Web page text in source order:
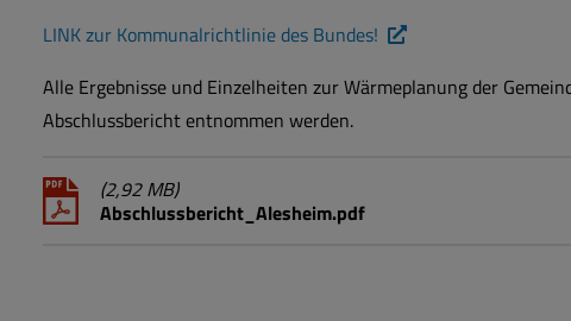
LINK zur Kommunalrichtlinie des Bundes!
Alle Ergebnisse und Einzelheiten zur Wärmeplanung der
Abschlussbericht entnommen werden.
(2,92 MB)
Abschlussbericht_Alesheim.pdf